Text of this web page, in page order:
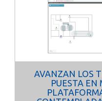
AVANZAN LOS
PUESTA EN